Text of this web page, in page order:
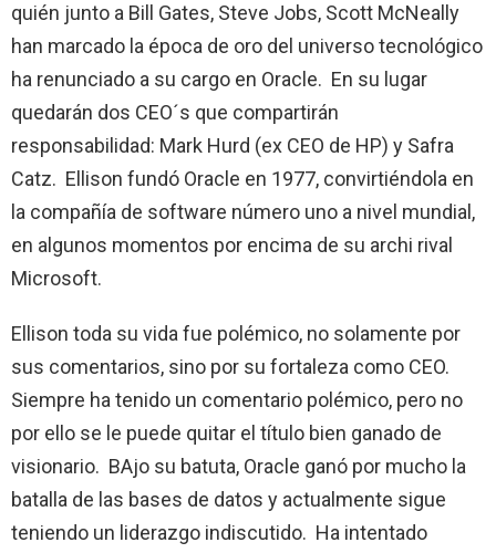
quién junto a Bill Gates, Steve Jobs, Scott McNeally
han marcado la época de oro del universo tecnológico
ha renunciado a su cargo en Oracle. En su lugar
quedarán dos CEO´s que compartirán
responsabilidad: Mark Hurd (ex CEO de HP) y Safra
Catz. Ellison fundó Oracle en 1977, convirtiéndola en
la compañía de software número uno a nivel mundial,
en algunos momentos por encima de su archi rival
Microsoft.
Ellison toda su vida fue polémico, no solamente por
sus comentarios, sino por su fortaleza como CEO.
Siempre ha tenido un comentario polémico, pero no
por ello se le puede quitar el título bien ganado de
visionario. BAjo su batuta, Oracle ganó por mucho la
batalla de las bases de datos y actualmente sigue
teniendo un liderazgo indiscutido. Ha intentado